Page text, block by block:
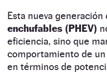
Esta nueva generación
enchufables (PHEV)
eficiencia, sino que
comportamiento de
en términos de